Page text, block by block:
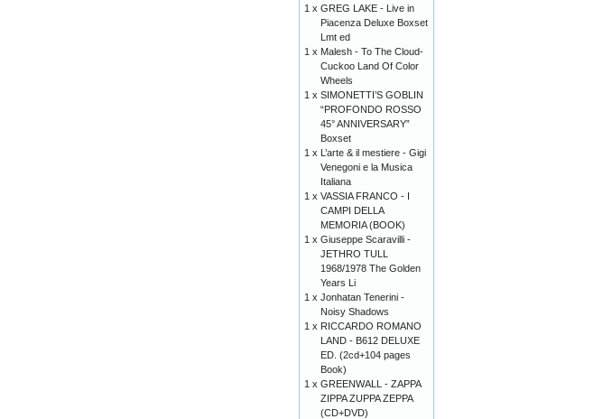
1 x GREG LAKE - Live in
Piacenza Deluxe Boxset
Lmt ed
1 x Malesh - To The Cloud-
Cuckoo Land Of Color
Wheels
1 x SIMONETTI’S GOBLIN
“PROFONDO ROSSO
45° ANNIVERSARY”
Boxset
1 x L’arte & il mestiere - Gigi
Venegoni e la Musica
Italiana
1 x VASSIA FRANCO - I
CAMPI DELLA
MEMORIA (BOOK)
1 x Giuseppe Scaravilli -
JETHRO TULL
1968/1978 The Golden
Years Li
1 x Jonhatan Tenerini -
Noisy Shadows
1 x RICCARDO ROMANO
LAND - B612 DELUXE
ED. (2cd+104 pages
Book)
1 x GREENWALL - ZAPPA
ZIPPA ZUPPA ZEPPA
(CD+DVD)